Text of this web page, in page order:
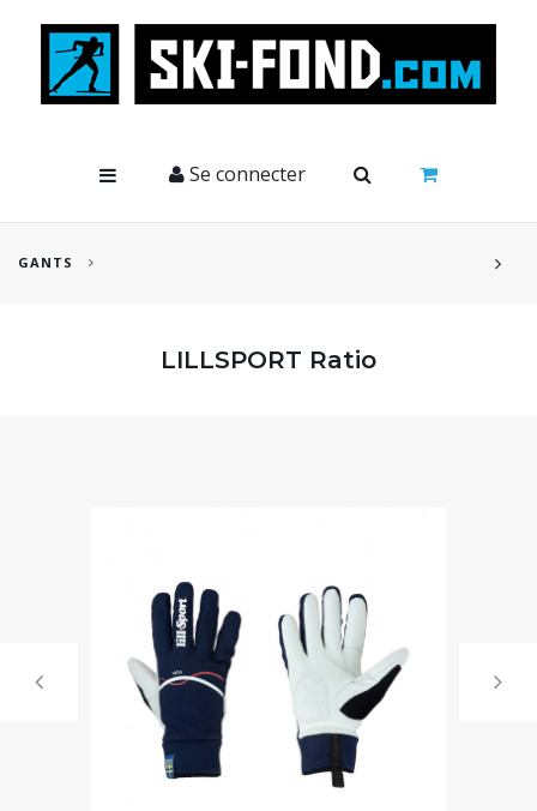
Se connecter
GANTS
LILLSPORT Ratio